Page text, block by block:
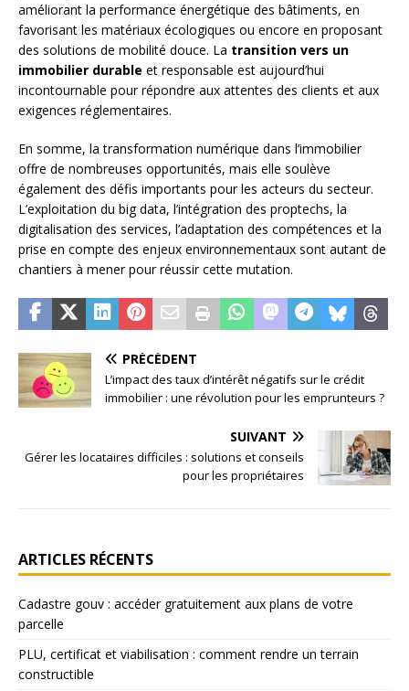
améliorant la performance énergétique des bâtiments, en
favorisant les matériaux écologiques ou encore en proposant
des solutions de mobilité douce. La transition vers un
immobilier durable et responsable est aujourd’hui
incontournable pour répondre aux attentes des clients et aux
exigences réglementaires.
En somme, la transformation numérique dans l’immobilier
offre de nombreuses opportunités, mais elle soulève
également des défis importants pour les acteurs du secteur.
L’exploitation du big data, l’intégration des proptechs, la
digitalisation des services, l’adaptation des compétences et la
prise en compte des enjeux environnementaux sont autant de
chantiers à mener pour réussir cette mutation.
PRÉCÉDENT
L’impact des taux d’intérêt négatifs sur le crédit
immobilier : une révolution pour les emprunteurs ?
SUIVANT
Gérer les locataires difficiles : solutions et conseils
pour les propriétaires
ARTICLES RÉCENTS
Cadastre gouv : accéder gratuitement aux plans de votre
parcelle
PLU, certificat et viabilisation : comment rendre un terrain
constructible